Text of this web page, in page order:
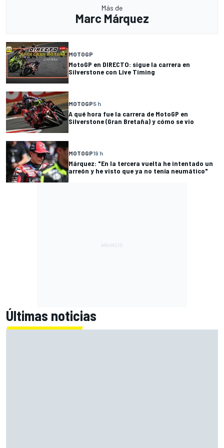
Más de
Marc Márquez
MOTOGP
MotoGP en DIRECTO: sigue la carrera en
Silverstone con Live Timing
MOTOGP5 h
A qué hora fue la carrera de MotoGP en
Silverstone (Gran Bretaña) y cómo se vio
MOTOGP19 h
Márquez: "En la tercera vuelta he intentado un
arreón y he visto que ya no tenía neumático"
Últimas noticias